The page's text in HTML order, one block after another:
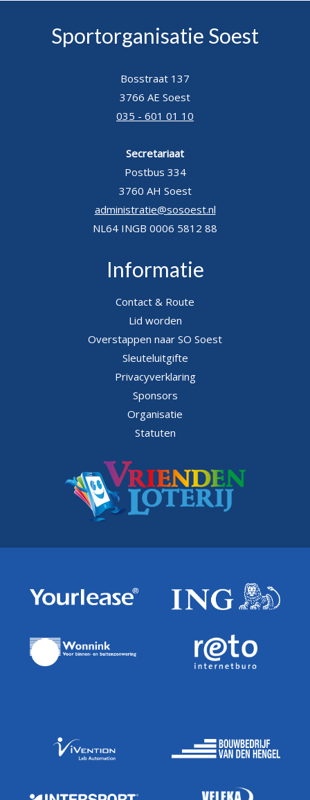
Sportorganisatie Soest
Bosstraat 137
3766 AE Soest
035 - 601 01 10
Secretariaat
Postbus 334
3760 AH Soest
administratie@sosoest.nl
NL64 INGB 0006 5812 88
Informatie
Contact & Route
Lid worden
Overstappen naar SO Soest
Sleuteluitgifte
Privacyverklaring
Sponsors
Organisatie
Statuten